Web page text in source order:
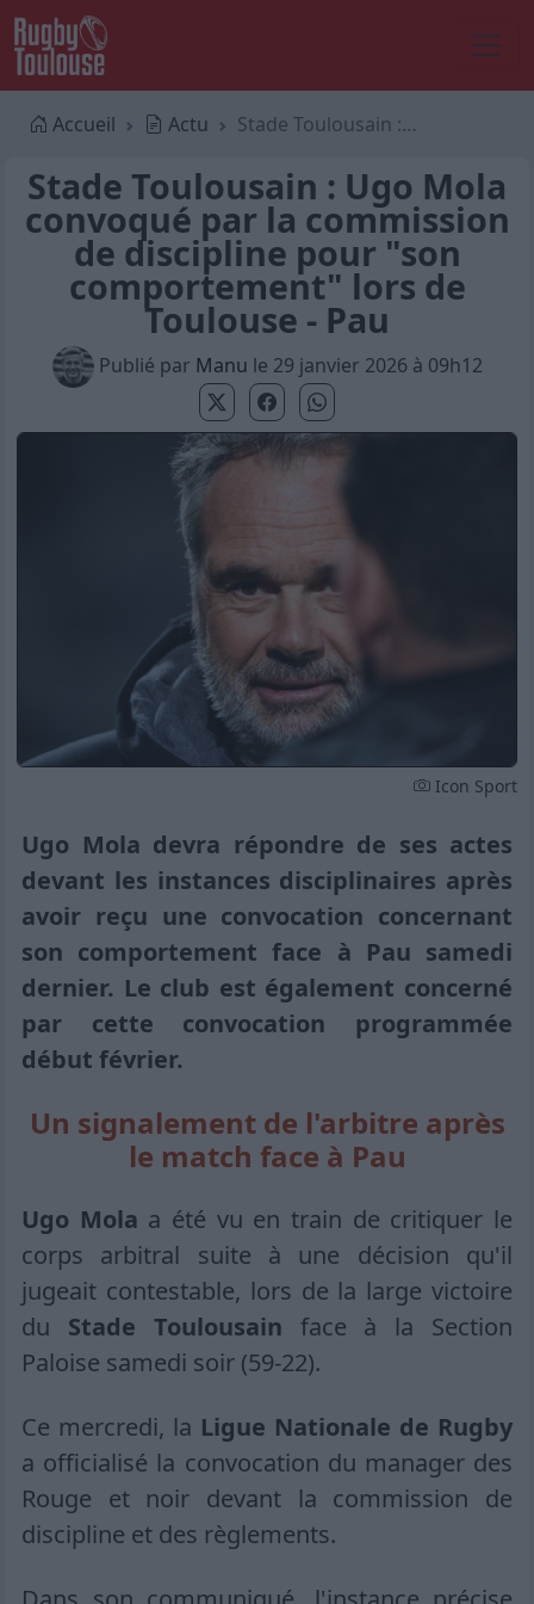
Accueil Actu Stade Toulousain : Ugo Mola convoqué par la commission de discipline pour "son comportement" lors de Toulouse - Pau
Stade Toulousain : Ugo Mola
convoqué par la commission
de discipline pour "son
comportement" lors de
Toulouse - Pau
Publié par Manu le 29 janvier 2026 à 09h12
Icon Sport
Ugo Mola devra répondre de ses actes
devant les instances disciplinaires après
avoir reçu une convocation concernant
son comportement face à Pau samedi
dernier. Le club est également concerné
par cette convocation programmée
début février.
Un signalement de l'arbitre après
le match face à Pau
Ugo Mola a été vu en train de critiquer le
corps arbitral suite à une décision qu'il
jugeait contestable, lors de la large victoire
du Stade Toulousain face à la Section
Paloise samedi soir (59-22).
Ce mercredi, la Ligue Nationale de Rugby
a officialisé la convocation du manager des
Rouge et noir devant la commission de
discipline et des règlements.